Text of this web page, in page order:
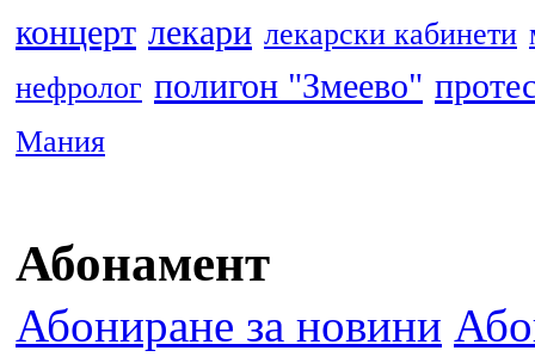
концерт лекари лекарски кабинети
нефролог полигон "Змеево"
Мания
Абонамент
Абониране за новини